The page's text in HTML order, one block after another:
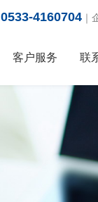
0533-4160704 ｜
客户服务 联